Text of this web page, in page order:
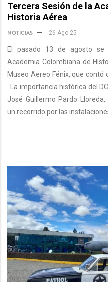
Tercera Sesión de la
Historia Aérea
NOTICIAS 26 Ago 25
El pasado 13 de agosto
Academia Colombiana de
Museo Aereo Fénix, que contó
¨La importancia histórica del
José Guillermo Pardo
un recorrido por las